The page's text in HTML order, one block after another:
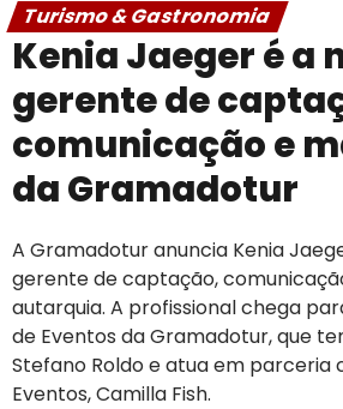
Turismo & Gastronomia
Kenia Jaeger é a
gerente de
comunicação e
da Gramadotur
A Gramadotur anuncia Kenia
gerente de captação,
autarquia. A profissional chega
de Eventos da Gramadotur, que
Stefano Roldo e atua em parceria
Eventos, Camilla Fish.